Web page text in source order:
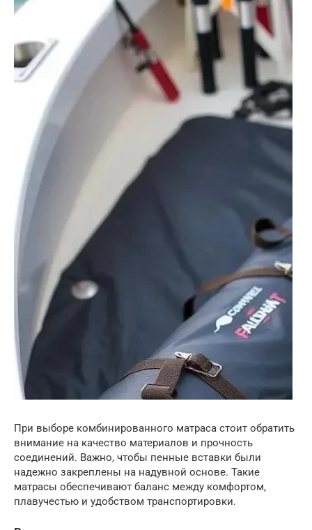
При выборе комбинированного матраса стоит обратить
внимание на качество материалов и прочность
соединений. Важно, чтобы пенные вставки были
надежно закреплены на надувной основе. Такие
матрасы обеспечивают баланс между комфортом,
плавучестью и удобством транспортировки.